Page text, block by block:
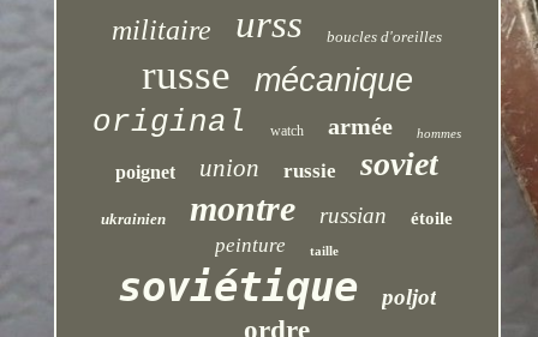
militaire urss boucles d'oreilles
russe
mécanique
original
watch armée hommes
poignet union russie soviet
ukrainien montre russian étoile
peinture taille
soviétique poljot
ordre